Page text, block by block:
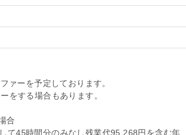
ァーを予定しております。
をする場合もあります。
合
45時間分のみなし残業代95,268円を含む年